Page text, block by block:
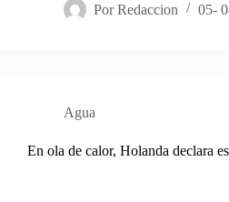
Por Redaccion 05-
Agua
En ola de calor, Holanda declara